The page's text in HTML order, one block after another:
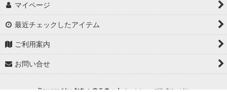
マイページ
最近チェックしたアイテム
ご利用案内
お問い合せ
Powered by おちゃのこネット ネットショップ作成サービス